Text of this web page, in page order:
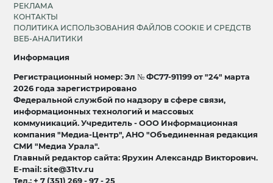
РЕКЛАМА
КОНТАКТЫ
ПОЛИТИКА ИСПОЛЬЗОВАНИЯ ФАЙЛОВ COOKIE И СРЕДСТВ
ВЕБ-АНАЛИТИКИ
Информация
Регистрационный номер: Эл № ФС77-91199 от "24" марта
2026 года зарегистрировано
Федеральной службой по надзору в сфере связи,
информационных технологий и массовых
коммуникаций. Учредитель - ООО Информационная
компания "Медиа-Центр", АНО "Объединенная редакция
СМИ "Медиа Урала".
Главный редактор сайта: Ярухин Александр Викторович.
E-mail: site@31tv.ru
Тел.: + 7 (351) 269 - 97 - 25